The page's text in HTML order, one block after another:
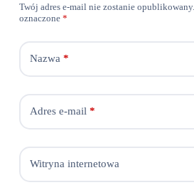
Twój adres e-mail nie zostanie opublikowany.
oznaczone *
Nazwa*
Adres e-mail*
Witryna internetowa